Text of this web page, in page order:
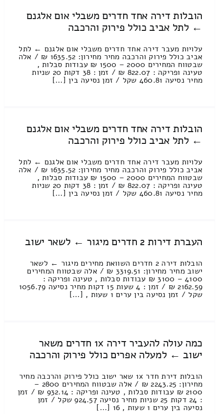
הובלות דירה אחד חדרים משבלי אום אלגנם
← לתל אביב כולל פירוק והרכבה
עלויות מעבר דירה אחד חדרים משבלי אום אלגנם ← לתל
אביב כולל פירוק והרכבה מחיר מחירון: 1635.52 ₪ / אלה
שבטווח המחירים 2000 – 1500 ₪ עבודות סבלות ,
טעינה ופריקה : 822.07 ₪ / זמן : 38 דקות 20 שניות
מחיר נסיעה 460.81 שקל / זמן נסיעה בין [...]
הובלות דירה אחד חדרים משבלי אום אלגנם
← לתל אביב כולל פירוק והרכבה
עלויות מעבר דירה אחד חדרים משבלי אום אלגנם ← לתל
אביב כולל פירוק והרכבה מחיר מחירון: 1635.52 ₪ / אלה
שבטווח המחירים 2000 – 1500 ₪ עבודות סבלות ,
טעינה ופריקה : 822.07 ₪ / זמן : 38 דקות 20 שניות
מחיר נסיעה 460.81 שקל / זמן נסיעה בין [...]
העברת דירות 2 חדרים מיגור ← לשאר ישוב
הובלות דירה 2 חדרים השוואת מחירים מיגור ← לשאר
ישוב מחיר מחירון: 3319.51 ₪ / אלה שבטווח המחירים
4100 – 3100 ₪ עבודות סבלות , טעינה ופריקה :
2162.59 ₪ / זמן : 4 שעות 15 דקות מחיר נסיעה 1056.79
שקל / זמן נסיעה בין ערים 1 שעות , [...]
כמה עולה להעביר דירה 1x חדרים משאר
ישוב ← למעלה אפרים כולל פירוק והרכבה
הובלות דירת חדר 1x שאר ישוב כולל פירוק והרכבה מחיר
מחירון: 2243.25 ₪ / אלה שבטווח המחירים 2800 –
2100 ₪ עבודות סבלות , טעינה ופריקה : 932.14 ₪ / זמן
: 24 דקות 25 שניות מחיר נסיעה 924.57 שקל / זמן
נסיעה בין ערים 1 שעות , 16 [...]